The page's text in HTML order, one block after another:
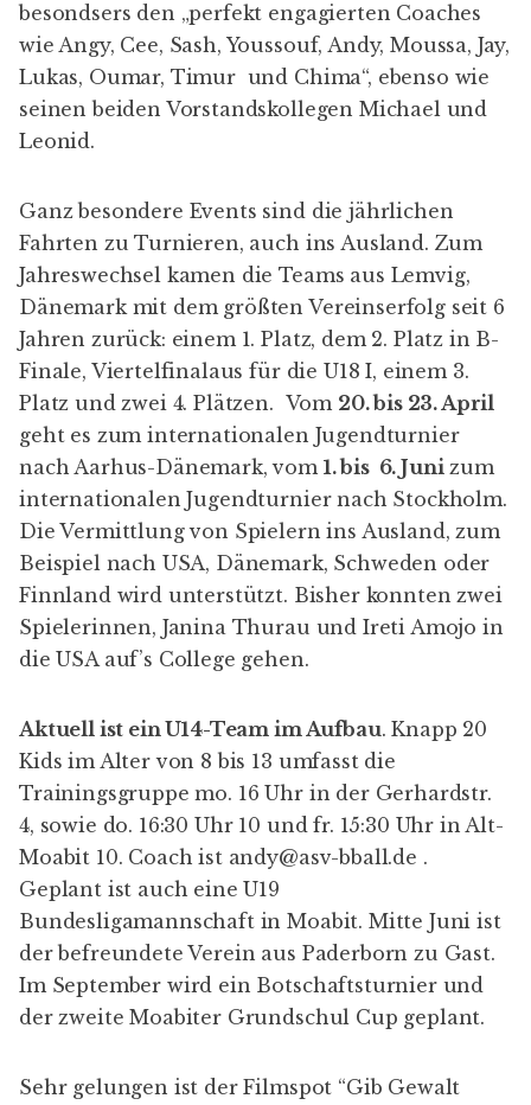
besondsers den „perfekt engagierten Coaches
wie Angy, Cee, Sash, Youssouf, Andy, Moussa, Jay,
Lukas, Oumar, Timur und Chima“, ebenso wie
seinen beiden Vorstandskollegen Michael und
Leonid.
Ganz besondere Events sind die jährlichen
Fahrten zu Turnieren, auch ins Ausland. Zum
Jahreswechsel kamen die Teams aus Lemvig,
Dänemark mit dem größten Vereinserfolg seit 6
Jahren zurück: einem 1. Platz, dem 2. Platz in B-
Finale, Viertelfinalaus für die U18 I, einem 3.
Platz und zwei 4. Plätzen. Vom 20. bis 23. April
geht es zum internationalen Jugendturnier
nach Aarhus-Dänemark, vom 1. bis 6. Juni zum
internationalen Jugendturnier nach Stockholm.
Die Vermittlung von Spielern ins Ausland, zum
Beispiel nach USA, Dänemark, Schweden oder
Finnland wird unterstützt. Bisher konnten zwei
Spielerinnen, Janina Thurau und Ireti Amojo in
die USA auf’s College gehen.
Aktuell ist ein U14-Team im Aufbau. Knapp 20
Kids im Alter von 8 bis 13 umfasst die
Trainingsgruppe mo. 16 Uhr in der Gerhardstr.
4, sowie do. 16:30 Uhr 10 und fr. 15:30 Uhr in Alt-
Moabit 10. Coach ist andy@asv-bball.de .
Geplant ist auch eine U19
Bundesligamannschaft in Moabit. Mitte Juni ist
der befreundete Verein aus Paderborn zu Gast.
Im September wird ein Botschaftsturnier und
der zweite Moabiter Grundschul Cup geplant.
Sehr gelungen ist der Filmspot “Gib Gewalt